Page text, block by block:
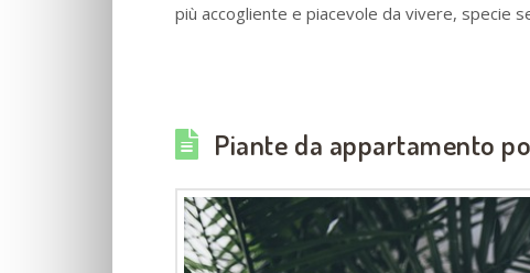
più accogliente e piacevole da vivere, specie
Piante da appartamento